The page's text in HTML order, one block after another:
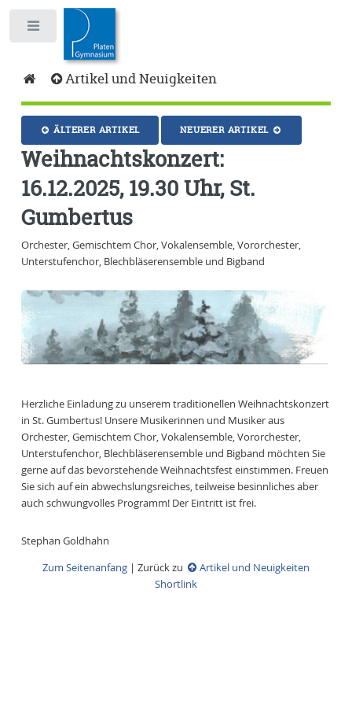
Artikel und Neuigkeiten
ÄLTERER ARTIKEL NEUERER ARTIKEL
Weihnachtskonzert:
16.12.2025, 19.30 Uhr, St.
Gumbertus
Orchester, Gemischtem Chor, Vokalensemble, Vororchester,
Unterstufenchor, Blechbläserensemble und Bigband
Herzliche Einladung zu unserem traditionellen Weihnachtskonzert
in St. Gumbertus! Unsere Musikerinnen und Musiker aus
Orchester, Gemischtem Chor, Vokalensemble, Vororchester,
Unterstufenchor, Blechbläserensemble und Bigband möchten Sie
gerne auf das bevorstehende Weihnachtsfest einstimmen. Freuen
Sie sich auf ein abwechslungsreiches, teilweise besinnliches aber
auch schwungvolles Programm! Der Eintritt ist frei.
Stephan Goldhahn
Zum Seitenanfang | Zurück zu
Artikel und Neuigkeiten
Shortlink
Toggle